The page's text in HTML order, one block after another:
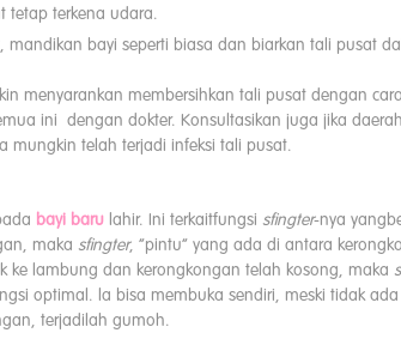
tetap terkena udara.
mandikan bayi seperti biasa dan biarkan tali pusat
menyarankan membersihkan tali pusat dengan
ini dengan dokter. Konsultasikan juga jika
mungkin telah terjadi infeksi tali pusat.
bayi barulahir. Ini terkaitfungsi sfingter-nya
maka sfingter, “pintu” yang ada di antara
ke lambung dan kerongkongan telah kosong, maka
optimal. la bisa membuka sendiri, meski tidak
terjadilah gumoh.